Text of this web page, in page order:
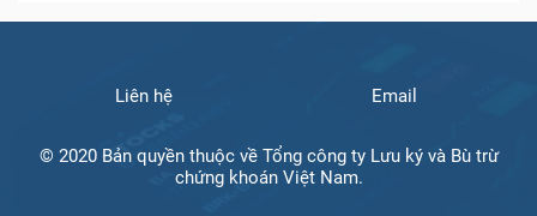
Liên hệ Email
© 2020 Bản quyền thuộc về Tổng công ty Lưu ký và Bù trừ
chứng khoán Việt Nam.